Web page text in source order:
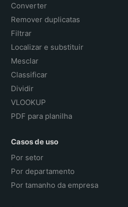
Converter
Remover duplicatas
Filtrar
Localizar e substituir
Mesclar
Classificar
Dividir
VLOOKUP
PDF para planilha
Casos de uso
Por setor
Por departamento
Por tamanho da empresa